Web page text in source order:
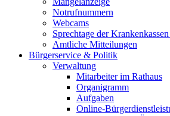
Notrufnummern
Webcams
Sprechtage der
Amtliche Mitteilungen
Bürgerservice & Politik
Verwaltung
Mitarbeiter im Rathaus
Organigramm
Aufgaben
Online-